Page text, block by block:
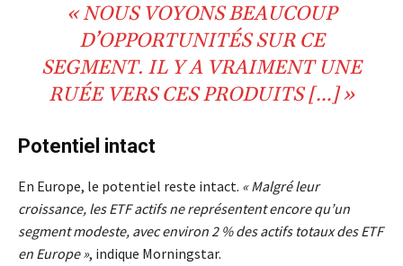
«NOUS VOYONS BEAUCOUP
D’OPPORTUNITÉS SUR CE
SEGMENT. IL Y A VRAIMENT UNE
RUÉE VERS CES PRODUITS […] »
Potentiel intact
En Europe, le potentiel reste intact. «Malgré leur
croissance, les ETF actifs ne représentent encore qu’un
segment modeste, avec environ 2 % des actifs totaux des ETF
en Europe », indique Morningstar.